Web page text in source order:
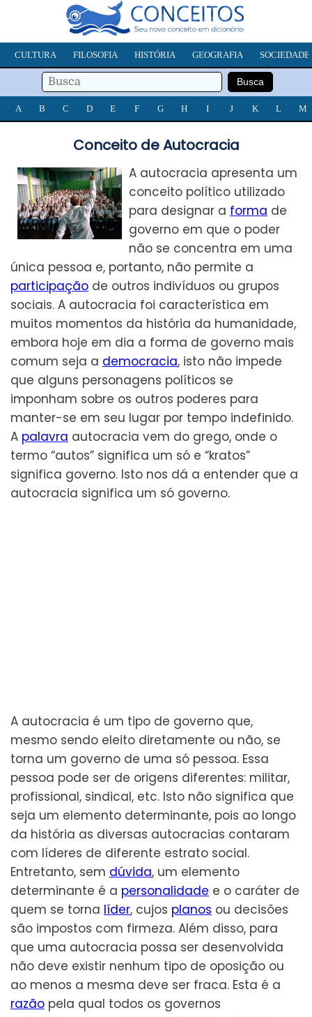
CULTURA FILOSOFIA HISTÓRIA GEOGRAFIA SOCIEDADE
A B C D E F G H I J K L M
Conceito de Autocracia
A autocracia apresenta um
conceito político utilizado
para designar a forma de
governo em que o poder
não se concentra em uma
única pessoa e, portanto, não permite a
participação de outros indivíduos ou grupos
sociais. A autocracia foi característica em
muitos momentos da história da humanidade,
embora hoje em dia a forma de governo mais
comum seja a democracia, isto não impede
que alguns personagens políticos se
imponham sobre os outros poderes para
manter-se em seu lugar por tempo indefinido.
A palavra autocracia vem do grego, onde o
termo “autos” significa um só e “kratos”
significa governo. Isto nos dá a entender que a
autocracia significa um só governo.
A autocracia é um tipo de governo que,
mesmo sendo eleito diretamente ou não, se
torna um governo de uma só pessoa. Essa
pessoa pode ser de origens diferentes: militar,
profissional, sindical, etc. Isto não significa que
seja um elemento determinante, pois ao longo
da história as diversas autocracias contaram
com líderes de diferente estrato social.
Entretanto, sem dúvida, um elemento
determinante é a personalidade e o caráter de
quem se torna líder, cujos planos ou decisões
são impostos com firmeza. Além disso, para
que uma autocracia possa ser desenvolvida
não deve existir nenhum tipo de oposição ou
ao menos a mesma deve ser fraca. Esta é a
razão pela qual todos os governos